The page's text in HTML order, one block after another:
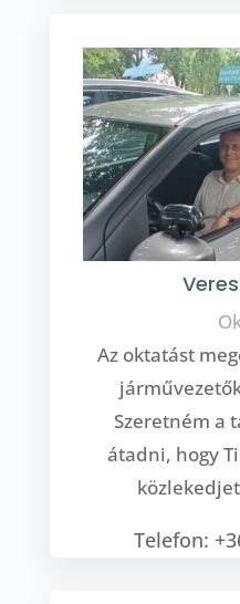
Az oktatást
Szeretném a
átadni, hogy
Telefon: